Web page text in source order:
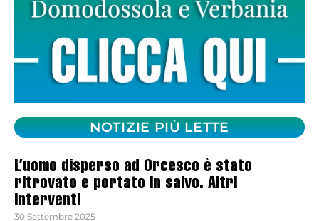
NOTIZIE PIÙ LETTE
L’uomo disperso ad Orcesco è stato
ritrovato e portato in salvo. Altri
interventi
30 Settembre 2025